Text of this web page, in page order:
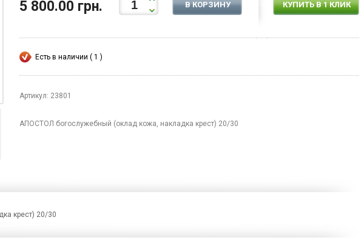
5 800.00 грн. В КОРЗИНУ КУПИТЬ В 1 КЛИК
Есть в наличии ( 1 )
Артикул: 23801
АПОСТОЛ богослужебный (оклад кожа, накладка крест) 20/30
крест) 20/30